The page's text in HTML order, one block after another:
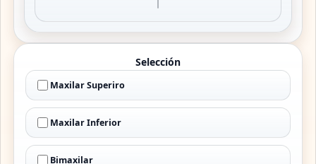
Selección
Maxilar Superiro
Maxilar Inferior
Bimaxilar